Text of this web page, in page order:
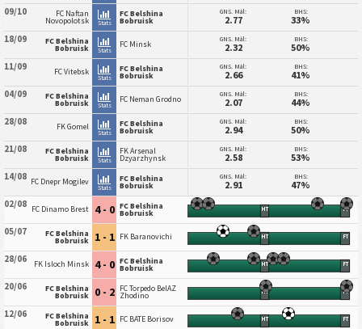
09/10 FC Naftan
Novopolotsk Stats
FC Belshina
Bobruisk
GNS. Mål:
2.77
BHS:
33%
18/09 FC Belshina
Bobruisk Stats
FC Minsk GNS. Mål:
2.32
BHS:
50%
11/09 FC Vitebsk
Stats
FC Belshina
Bobruisk
GNS. Mål:
2.66
BHS:
41%
04/09 FC Belshina
Bobruisk Stats
FC Neman Grodno GNS. Mål:
2.07
BHS:
44%
28/08 FK Gomel
Stats
FC Belshina
Bobruisk
GNS. Mål:
2.94
BHS:
50%
21/08 FC Belshina
Bobruisk Stats
FK Arsenal
Dzyarzhynsk
GNS. Mål:
2.58
BHS:
53%
14/08 FC Dnepr Mogilev
Stats
FC Belshina
Bobruisk
GNS. Mål:
2.91
BHS:
47%
02/08 FC Dinamo Brest 4 - 0 FC Belshina
Bobruisk HT FT
05/07 FC Belshina
Bobruisk 1 - 1 FK Baranovichi HT FT
28/06 FK Isloch Minsk 4 - 0 FC Belshina
Bobruisk HT FT
20/06 FC Belshina
Bobruisk 0 - 2 FC Torpedo BelAZ
Zhodino HT FT
12/06 FC Belshina
Bobruisk 1 - 1 FC BATE Borisov HT FT